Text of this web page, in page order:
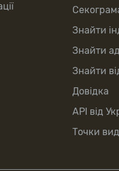
Знайти
Знайти
Знайти
Довідка
API від
Точки